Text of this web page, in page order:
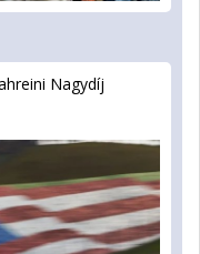
Nagydíj